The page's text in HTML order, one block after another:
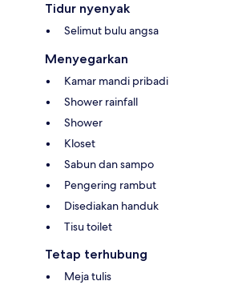
Tidur nyenyak
Selimut bulu angsa
Menyegarkan
Kamar mandi pribadi
Shower rainfall
Shower
Kloset
Sabun dan sampo
Pengering rambut
Disediakan handuk
Tisu toilet
Tetap terhubung
Meja tulis